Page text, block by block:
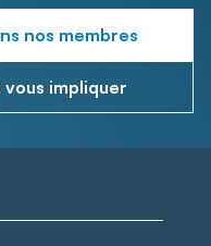
nos membres
impliquer